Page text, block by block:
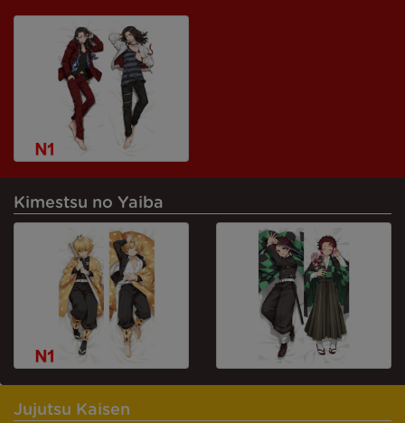
Kimestsu no Yaiba
Jujutsu Kaisen